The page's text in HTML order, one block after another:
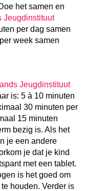
het samen en
Jeugdinstituut
per dag samen
week samen
Jeugdinstituut
is: 5 à 10 minuten
30 minuten per
15 minuten
bezig is. Als het
je een andere
je dat je kind
met een tablet.
is het goed om
houden. Verder is